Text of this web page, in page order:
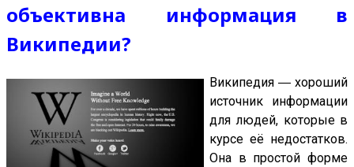
объективна информация в
Википедии?
Википедия ― хороший
источник информации
для людей, которые в
курсе её недостатков.
Она в простой форме